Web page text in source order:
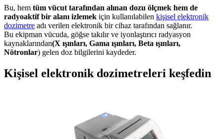
Bu, hem tüm vücut tarafından alınan dozu ölçmek hem de
radyoaktif bir alanı izlemek için kullanılabilen kişisel elektronik
dozimetre adı verilen elektronik bir cihaz tarafından sağlanır.
Bu ekipman vücuda, göğse takılır ve iyonlaştırıcı radyasyon
kaynaklarından(X ışınları, Gama ışınları, Beta ışınları,
Nötronlar) gelen doz bilgilerini kaydeder.
Kişisel elektronik dozimetreleri keşfedin